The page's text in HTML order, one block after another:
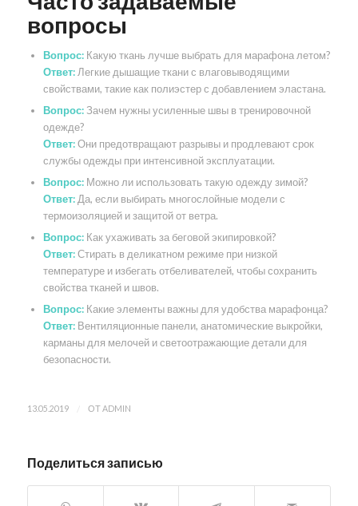
вопросы
Вопрос:Какую ткань лучше выбрать для марафона летом?
Ответ:Легкие дышащие ткани с влаговыводящими
свойствами, такие как полиэстер с добавлением эластана.
Вопрос:Зачем нужны усиленные швы в тренировочной
одежде?
Ответ:Они предотвращают разрывы и продлевают срок
службы одежды при интенсивной эксплуатации.
Вопрос:Можно ли использовать такую одежду зимой?
Ответ:Да, если выбирать многослойные модели с
термоизоляцией и защитой от ветра.
Вопрос:Как ухаживать за беговой экипировкой?
Ответ:Стирать в деликатном режиме при низкой
температуре и избегать отбеливателей, чтобы сохранить
свойства тканей и швов.
Вопрос:Какие элементы важны для удобства марафонца?
Ответ:Вентиляционные панели, анатомические выкройки,
карманы для мелочей и светоотражающие детали для
безопасности.
13.05.2019 ОТADMIN
Поделиться записью